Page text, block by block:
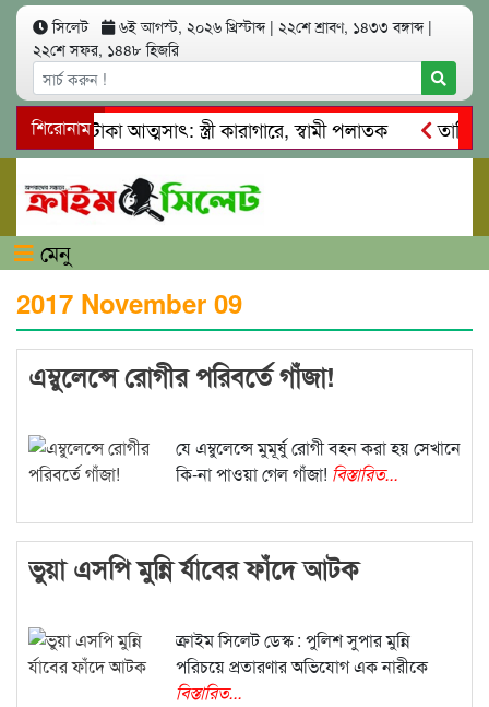
সিলেট ৬ই আগস্ট, ২০২৬ খ্রিস্টাব্দ | ২২শে শ্রাবণ, ১৪৩৩ বঙ্গাব্দ |
২২শে সফর, ১৪৪৮ হিজরি
শিরোনাম
কোটি টাকা আত্মসাৎ: স্ত্রী কারাগারে, স্বামী পলাতক
ও শ্রমিকদের মারধর
নগরীতে কোটি টাকার সম্পত্তি দখলের
মেনু
2017 November 09
এম্বুলেন্সে রোগীর পরিবর্তে গাঁজা!
যে এম্বুলেন্সে মুমূর্ষু রোগী বহন করা হয় সেখানে
কি-না পাওয়া গেল গাঁজা! বিস্তারিত...
ভুয়া এসপি মুন্নি র্যাবের ফাঁদে আটক
ক্রাইম সিলেট ডেস্ক : পুলিশ সুপার মুন্নি
পরিচয়ে প্রতারণার অভিযোগ এক নারীকে
বিস্তারিত...